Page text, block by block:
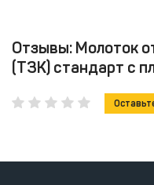
Отзывы: Молоток
(ТЗК) стандарт с